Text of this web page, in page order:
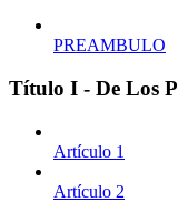
PREAMBULO
Título I - De Los
Artículo 1
Artículo 2